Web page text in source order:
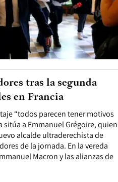
“todos parecen tener motivos
sitúa a Emmanuel Grégoire, quien
alcalde ultraderechista de
de la jornada. En la vereda
Macron y las alianzas de
tras la segunda
en Francia